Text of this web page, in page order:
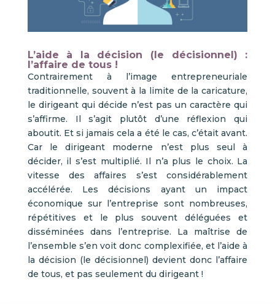
L’aide à la décision (le décisionnel) :
l’affaire de tous !
Contrairement à l’image entrepreneuriale
traditionnelle, souvent à la limite de la caricature,
le dirigeant qui décide n’est pas un caractère qui
s’affirme. Il s’agit plutôt d’une réflexion qui
aboutit. Et si jamais cela a été le cas, c’était avant.
Car le dirigeant moderne n’est plus seul à
décider, il s’est multiplié. Il n’a plus le choix. La
vitesse des affaires s’est considérablement
accélérée. Les décisions ayant un impact
économique sur l’entreprise sont nombreuses,
répétitives et le plus souvent déléguées et
disséminées dans l’entreprise. La maîtrise de
l’ensemble s’en voit donc complexifiée, et l’aide à
la décision (le décisionnel) devient donc l’affaire
de tous, et pas seulement du dirigeant !